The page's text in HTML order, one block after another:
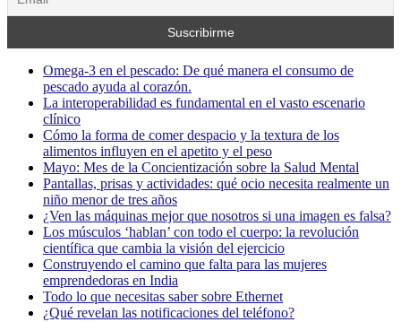
Omega-3 en el pescado: De qué manera el consumo de
pescado ayuda al corazón.
La interoperabilidad es fundamental en el vasto escenario
clínico
Cómo la forma de comer despacio y la textura de los
alimentos influyen en el apetito y el peso
Mayo: Mes de la Concientización sobre la Salud Mental
Pantallas, prisas y actividades: qué ocio necesita realmente un
niño menor de tres años
¿Ven las máquinas mejor que nosotros si una imagen es falsa?
Los músculos ‘hablan’ con todo el cuerpo: la revolución
científica que cambia la visión del ejercicio
Construyendo el camino que falta para las mujeres
emprendedoras en India
Todo lo que necesitas saber sobre Ethernet
¿Qué revelan las notificaciones del teléfono?